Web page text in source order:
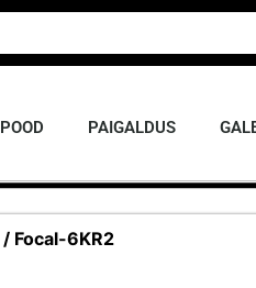
POOD PAIGALDUS
/ Focal-6KR2